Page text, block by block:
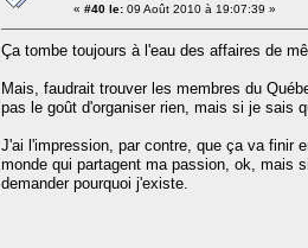
« #40 le: 09 Août 2010 à 19:07:39 »
Ça tombe toujours à l'eau des affaires de
Mais, faudrait trouver les membres du
pas le goût d'organiser rien, mais si je sais
J'ai l'impression, par contre, que ça va finir
monde qui partagent ma passion, ok, mais
demander pourquoi j'existe.